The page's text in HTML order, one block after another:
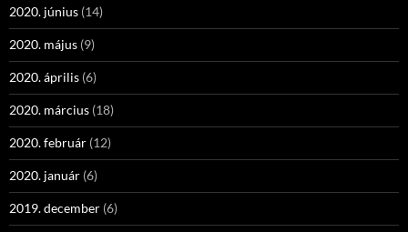
2020. június (14)
2020. május (9)
2020. április (6)
2020. március (18)
2020. február (12)
2020. január (6)
2019. december (6)